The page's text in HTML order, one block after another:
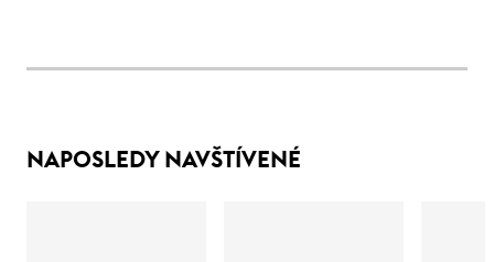
NAPOSLEDY NAVŠTÍVENÉ